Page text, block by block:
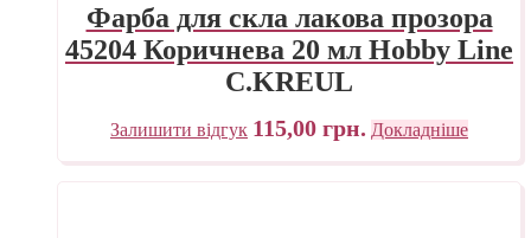
Фарба для скла лакова прозора
45204 Коричнева 20 мл Hobby Line
C.KREUL
Залишити відгук 115,00 грн. Докладніше